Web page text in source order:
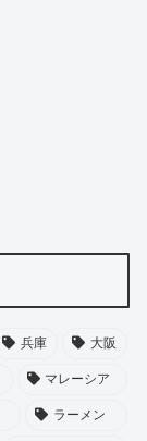
兵庫 大阪
マレーシア
ラーメン